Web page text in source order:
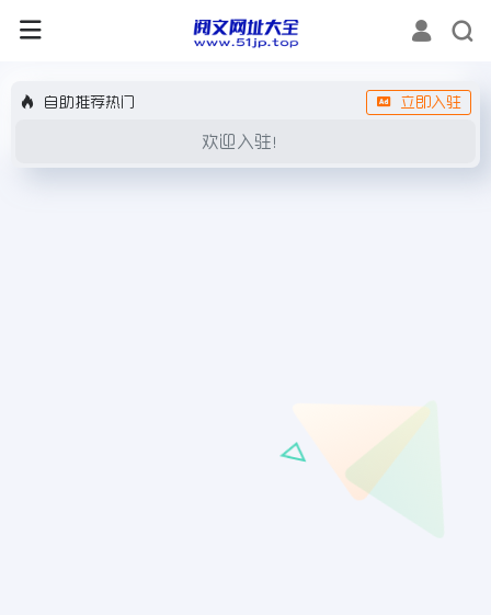
自助推荐热门 立即入驻
欢迎入驻！